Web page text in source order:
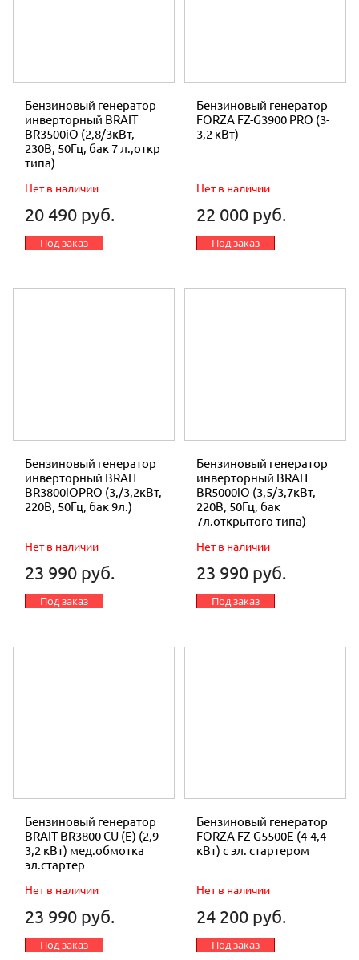
Бензиновый генератор
инверторный BRAIT
BR3500iO (2,8/3кВт,
230В, 50Гц, бак 7 л.,откр
типа)
Нет в наличии
20 490 руб.
Под заказ
Бензиновый генератор
FORZA FZ-G3900 PRO (3-
3,2 кВт)
Нет в наличии
22 000 руб.
Под заказ
Бензиновый генератор
инверторный BRAIT
BR3800iOPRO (3,/3,2кВт,
220В, 50Гц, бак 9л.)
Нет в наличии
23 990 руб.
Под заказ
Бензиновый генератор
инверторный BRAIT
BR5000iО (3,5/3,7кВт,
220В, 50Гц, бак
7л.открытого типа)
Нет в наличии
23 990 руб.
Под заказ
Бензиновый генератор
BRAIT BR3800 CU (E) (2,9-
3,2 кВт) мед.обмотка
эл.стартер
Нет в наличии
23 990 руб.
Под заказ
Бензиновый генератор
FORZA FZ-G5500E (4-4,4
кВт) с эл. cтартером
Нет в наличии
24 200 руб.
Под заказ